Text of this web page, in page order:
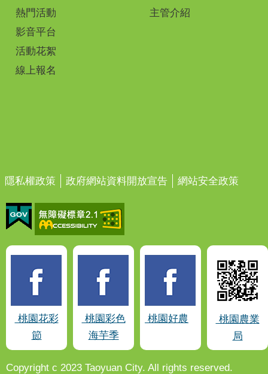
熱門活動
影音平台
活動花絮
線上報名
主管介紹
隱私權政策 政府網站資料開放宣告 網站安全政策
桃園花彩
節
桃園彩色
海芋季
桃園好農
桃園農業
局
Copyright c 2023 Taoyuan City. All rights reserved.